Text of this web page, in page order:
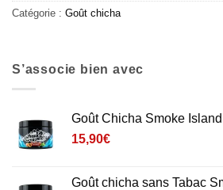
Catégorie : Goût chicha
S’associe bien avec
Goût Chicha Smoke
15,90€
Goût chicha sans Tabac